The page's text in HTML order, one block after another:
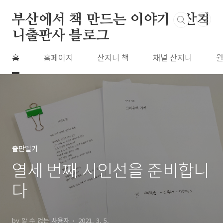
부산에서 책 만드는 이야기 : 산지
니출판사 블로그
홈 홈페이지 산지니 책 채널 산지니
출판일기
열세 번째 시인선을 준비합니
다
by 알 수 없는 사용자 2021. 3. 5.